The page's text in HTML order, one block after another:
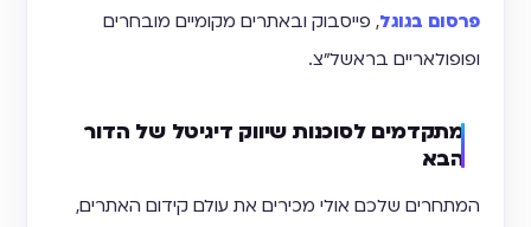
פרסום בגוגל, פייסבוק ובאתרים מקומיים מובחרים
ופופולאריים בראשל״צ.
מתקדמים לסוכנות שיווק דיגיטל של הדור
הבא
המתחרים שלכם אולי מכירים את עולם קידום האתרים,